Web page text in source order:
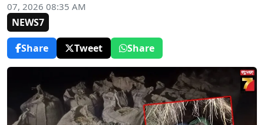
07, 2026 08:35 AM
NEWS7
Share
Tweet Share